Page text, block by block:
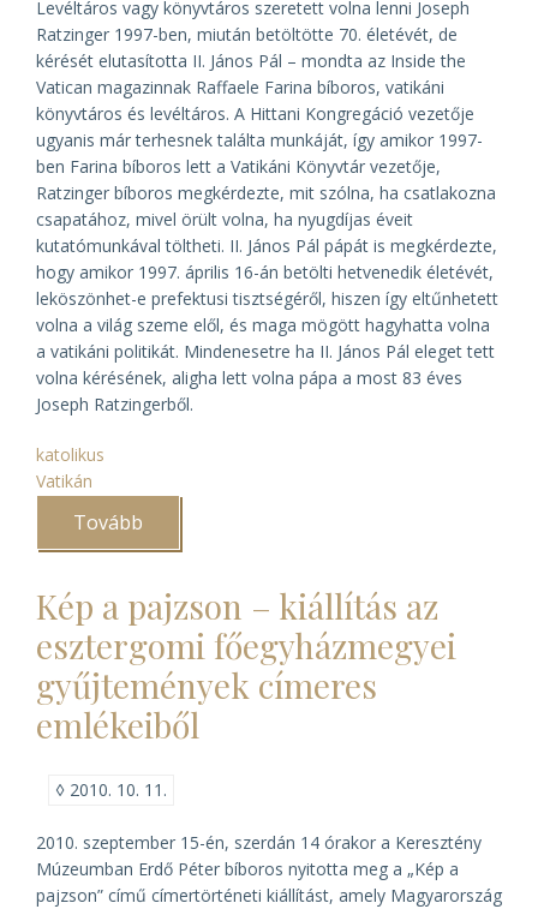
Levéltáros vagy könyvtáros szeretett volna lenni Joseph
Ratzinger 1997-ben, miután betöltötte 70. életévét, de
kérését elutasította II. János Pál – mondta az Inside the
Vatican magazinnak Raffaele Farina bíboros, vatikáni
könyvtáros és levéltáros. A Hittani Kongregáció vezetője
ugyanis már terhesnek találta munkáját, így amikor 1997-
ben Farina bíboros lett a Vatikáni Könyvtár vezetője,
Ratzinger bíboros megkérdezte, mit szólna, ha csatlakozna
csapatához, mivel örült volna, ha nyugdíjas éveit
kutatómunkával töltheti. II. János Pál pápát is megkérdezte,
hogy amikor 1997. április 16-án betölti hetvenedik életévét,
leköszönhet-e prefektusi tisztségéről, hiszen így eltűnhetett
volna a világ szeme elől, és maga mögött hagyhatta volna
a vatikáni politikát. Mindenesetre ha II. János Pál eleget tett
volna kérésének, aligha lett volna pápa a most 83 éves
Joseph Ratzingerből.
katolikus
Vatikán
Tovább
lenni
pápa)
Kép a pajzson – kiállítás az
esztergomi főegyházmegyei
gyűjtemények címeres
emlékeiből
◊ 2010. 10. 11.
2010. szeptember 15-én, szerdán 14 órakor a Keresztény
Múzeumban Erdő Péter bíboros nyitotta meg a „Kép a
pajzson” című címertörténeti kiállítást, amely Magyarország